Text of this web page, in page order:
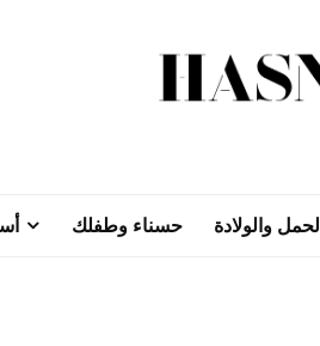
الحمل والولادة حسناء وطفلك